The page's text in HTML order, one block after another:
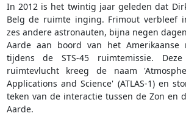
In 2012 is het twintig jaar geleden dat
Belg de ruimte inging. Frimout verbleef
zes andere astronauten, bijna negen
Aarde aan boord van het Amerikaanse
tijdens de STS-45 ruimtemissie. Deze
ruimtevlucht kreeg de naam
Applications and Science' (ATLAS-1) en
teken van de interactie tussen de Zon en
Aarde.